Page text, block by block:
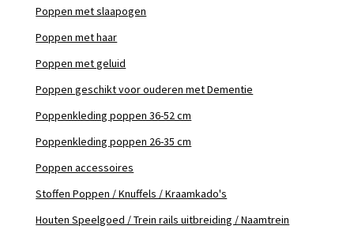
Poppen met slaapogen
Poppen met haar
Poppen met geluid
Poppen geschikt voor ouderen met Dementie
Poppenkleding poppen 36-52 cm
Poppenkleding poppen 26-35 cm
Poppen accessoires
Stoffen Poppen / Knuffels / Kraamkado's
Houten Speelgoed / Trein rails uitbreiding / Naamtrein